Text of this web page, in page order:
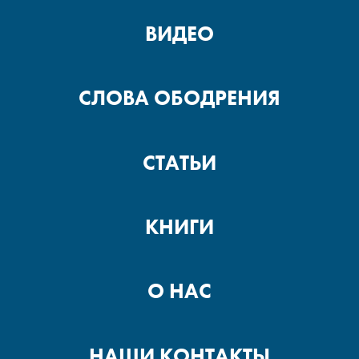
ВИДЕО
СЛОВА ОБОДРЕНИЯ
СТАТЬИ
КНИГИ
О НАС